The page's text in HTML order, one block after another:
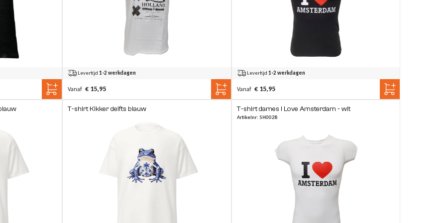
Levertijd1-2 werkdagen
Vanaf€ 15,95
Levertijd 1-2 werkdagen
Vanaf € 15,95
T-shirt Kikker delfts blauw T-shirt dames I Love Amsterdam - wit
Artikelnr: SH0028